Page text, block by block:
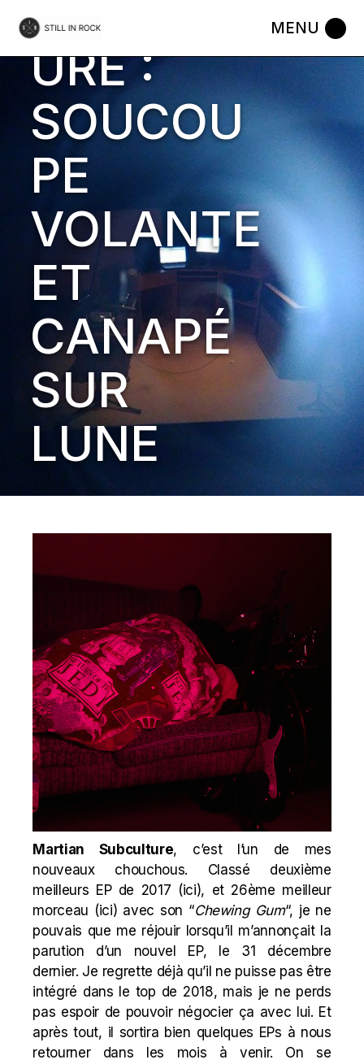
the
SUBCULT
URE :
SOUCOU
PE
VOLANTE
ET
CANAPÉ
SUR
LUNE
Martian Subculture, c’est l’un de mes
nouveaux chouchous. Classé deuxième
meilleurs EP de 2017 (ici), et 26ème meilleur
morceau (ici) avec son “Chewing Gum“, je ne
pouvais que me réjouir lorsqu’il m’annonçait la
parution d’un nouvel EP, le 31 décembre
dernier. Je regrette déjà qu’il ne puisse pas être
intégré dans le top de 2018, mais je ne perds
pas espoir de pouvoir négocier ça avec lui. Et
après tout, il sortira bien quelques EPs à nous
retourner dans les mois à venir. On se